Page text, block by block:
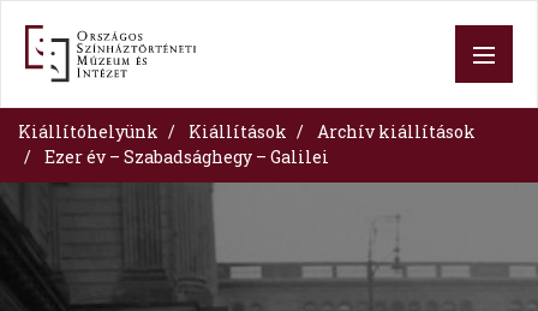
content
Kiállítóhelyünk Kiállítások
Archív kiállítások
Ezer év – Szabadsághegy – Galilei
Image